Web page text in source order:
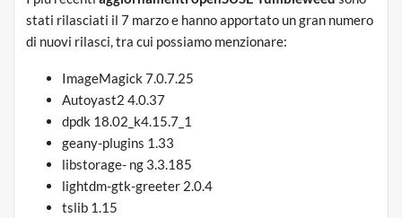
stati rilasciati il 7 marzo e hanno apportato un gran numero
di nuovi rilasci, tra cui possiamo menzionare:
ImageMagick 7.0.7.25
Autoyast2 4.0.37
dpdk 18.02_k4.15.7_1
geany-plugins 1.33
libstorage- ng 3.3.185
lightdm-gtk-greeter 2.0.4
tslib 1.15